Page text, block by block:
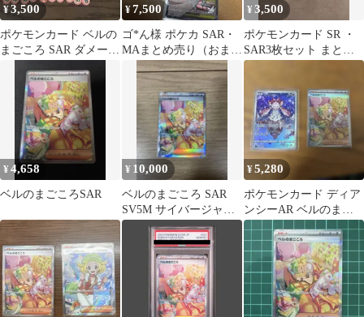
¥3,500
ポケモンカード ベルの
まごころ SAR ダメージ
¥7,500
ゴ*ん様 ポケカ SAR・
MAまとめ売り（おまけ
付き）
¥3,500
ポケモンカード SR ・
SAR3枚セット まとめ
売り
¥4,658
ベルのまごころSAR
¥ 10,000
ベルのまごころ SAR
SV5M サイバージャッ
ジ 097/071
¥5,280
ポケモンカード ディア
ンシーAR ベルのまご
ころSAR